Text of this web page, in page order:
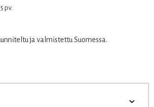
pv.
ja valmistettu Suomessa.